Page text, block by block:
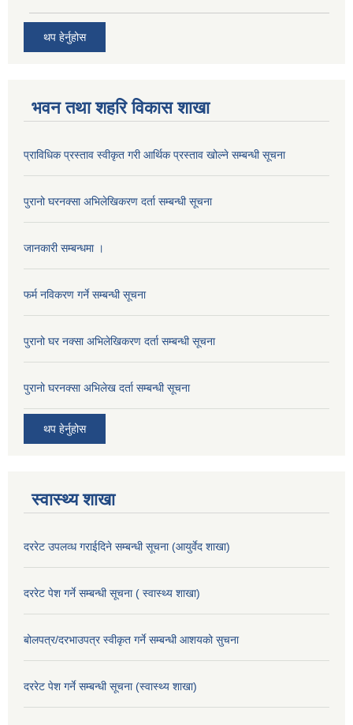
थप हेर्नुहोस
भवन तथा शहरि विकास शाखा
प्राविधिक प्रस्ताव स्वीकृत गरी आर्थिक प्रस्ताव खोल्ने सम्बन्धी सूचना
पुरानो घरनक्सा अभिलेखिकरण दर्ता सम्बन्धी सूचना
जानकारी सम्बन्धमा ।
फर्म नविकरण गर्ने सम्बन्धी सूचना
पुरानो घर नक्सा अभिलेखिकरण दर्ता सम्बन्धी सूचना
पुरानो घरनक्सा अभिलेख दर्ता सम्बन्धी सूचना
थप हेर्नुहोस
स्वास्थ्य शाखा
दररेट उपलव्ध गराईदिने सम्बन्धी सूचना (आयुर्वेद शाखा)
दररेट पेश गर्ने सम्बन्धी सूचना ( स्वास्थ्य शाखा)
बोलपत्र/दरभाउपत्र स्वीकृत गर्ने सम्बन्धी आशयको सुचना
दररेट पेश गर्ने सम्बन्धी सूचना (स्वास्थ्य शाखा)